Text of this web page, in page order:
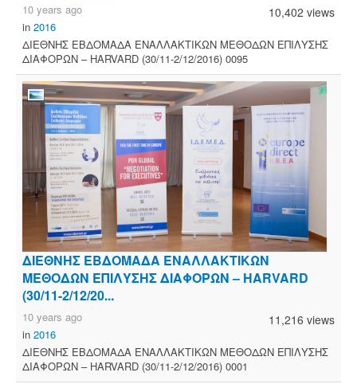
10,402 views
10 years ago
in 2016
ΔΙΕΘΝΗΣ ΕΒΔΟΜΑΔΑ ΕΝΑΛΛΑΚΤΙΚΩΝ ΜΕΘΟΔΩΝ ΕΠΙΛΥΣΗΣ
ΔΙΑΦΟΡΩΝ – HARVARD (30/11-2/12/2016) 0095
ΔΙΕΘΝΗΣ ΕΒΔΟΜΑΔΑ ΕΝΑΛΛΑΚΤΙΚΩΝ
ΜΕΘΟΔΩΝ ΕΠΙΛΥΣΗΣ ΔΙΑΦΟΡΩΝ – HARVARD
(30/11-2/12/20...
11,216 views
10 years ago
in 2016
ΔΙΕΘΝΗΣ ΕΒΔΟΜΑΔΑ ΕΝΑΛΛΑΚΤΙΚΩΝ ΜΕΘΟΔΩΝ ΕΠΙΛΥΣΗΣ
ΔΙΑΦΟΡΩΝ – HARVARD (30/11-2/12/2016) 0001